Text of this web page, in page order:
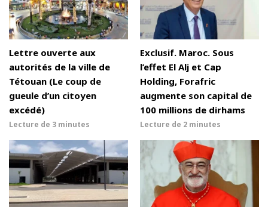
Lettre ouverte aux
autorités de la ville de
Tétouan (Le coup de
gueule d’un citoyen
excédé)
Lecture de 3 minutes
Exclusif. Maroc. Sous
l’effet El Alj et Cap
Holding, Forafric
augmente son capital de
100 millions de dirhams
Lecture de 2 minutes